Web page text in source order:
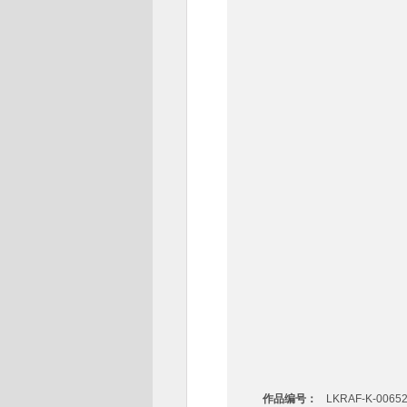
作品编号： LKRAF-K-00652